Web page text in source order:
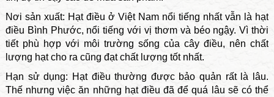
Nơi sản xuất: Hạt điều ở Việt Nam nổi tiếng nhất vẫn là hạt
điều Bình Phước, nổi tiếng với vị thơm và béo ngậy. Vì thời
tiết phù hợp với môi trường sống của cây điều, nên chất
lượng hạt cho ra cũng đạt chất lượng tốt nhất.
Hạn sử dụng: Hạt điều thường được bảo quản rất là lâu.
Thế nhưng việc ăn những hạt điều đã để quá lâu sẽ có thể